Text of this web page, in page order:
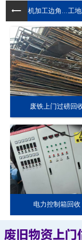
机加工边角... 工地
废铁上门过磅回
电力控制箱回收